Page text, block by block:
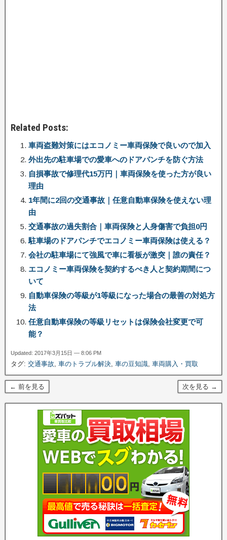
Related Posts:
車両盗難対策にはエコノミー車両保険で良いので加入
外出先の駐車場での愛車へのドアパンチを防ぐ方法
自損事故で修理代15万円｜車両保険を使った方が良い
理由
1年間に2回の交通事故｜任意自動車保険を使えない理
由
交通事故の過失割合｜車両保険と人身傷害で負担0円
駐車場のドアパンチでエコノミー車両保険は使える？
会社の駐車場にて強風で車に看板が激突｜誰の責任？
エコノミー車両保険を契約するべき人と契約期間につ
いて
自動車保険の等級が1等級になった場合の最善の対処方
法
任意自動車保険の等級リセットは保険会社変更で可
能？
Updated: 2017年3月15日 — 8:06 PM
タグ: 交通事故, 車のトラブル解決, 車の豆知識, 車両購入・買取
← 前を見る 次を見る →